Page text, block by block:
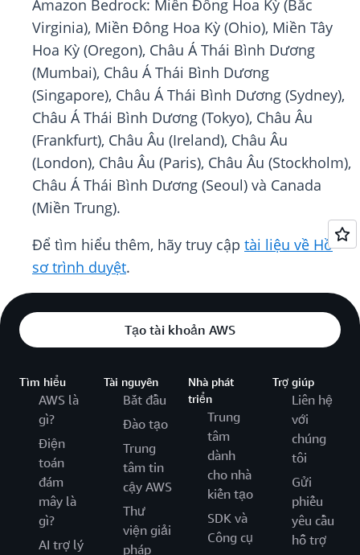
Amazon Bedrock: Miền Đông Hoa Kỳ (Bắc
Virginia), Miền Đông Hoa Kỳ (Ohio), Miền Tây
Hoa Kỳ (Oregon), Châu Á Thái Bình Dương
(Mumbai), Châu Á Thái Bình Dương
(Singapore), Châu Á Thái Bình Dương (Sydney),
Châu Á Thái Bình Dương (Tokyo), Châu Âu
(Frankfurt), Châu Âu (Ireland), Châu Âu
(London), Châu Âu (Paris), Châu Âu (Stockholm),
Châu Á Thái Bình Dương (Seoul) và Canada
(Miền Trung).
Để tìm hiểu thêm, hãy truy cập tài liệu về Hồ
sơ trình duyệt.
Tạo tài khoản AWS
Tìm hiểu
AWS là
gì?
Điện
toán
đám
mây là
gì?
AI trợ lý
Tài nguyên
Bắt đầu
Đào tạo
Trung
tâm tin
cậy AWS
Thư
viện giải
pháp
Nhà phát
triển
Trung
tâm
dành
cho nhà
kiến tạo
SDK và
Công cụ
Trợ giúp
Liên hệ
với
chúng
tôi
Gửi
phiếu
yêu cầu
hỗ trợ